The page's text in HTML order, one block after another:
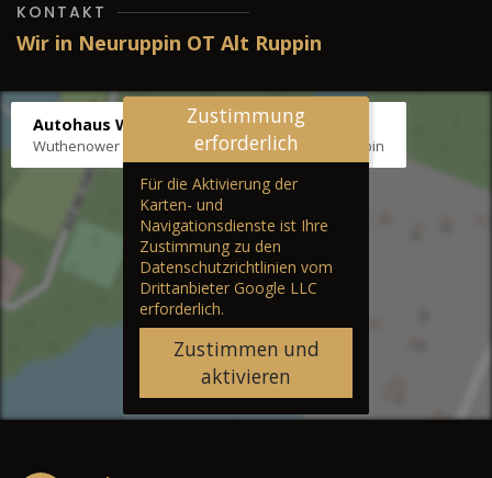
KONTAKT
Wir in Neuruppin OT Alt Ruppin
Autohaus Wernicke
Wuthenower Str. 12b, 16827 Neuruppin OT Alt Ruppin
Zustimmung
erforderlich
Für die Aktivierung der
Karten- und
Navigationsdienste ist Ihre
Zustimmung zu den
Datenschutzrichtlinien vom
Drittanbieter Google LLC
erforderlich.
Zustimmen und
aktivieren